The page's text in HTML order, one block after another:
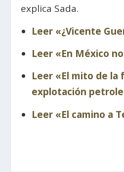
explica Sada.
Leer «¿Vicente
Leer «En México
Leer «El mito de la
explotación
Leer «El camino a